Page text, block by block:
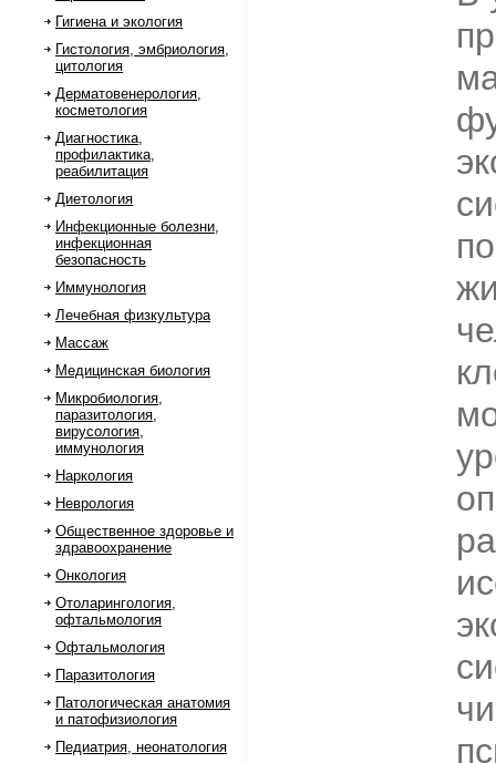
Гигиена и экология
Гистология, эмбриология,
цитология
Дерматовенерология,
косметология
Диагностика,
профилактика,
реабилитация
Диетология
Инфекционные болезни,
инфекционная
безопасность
Иммунология
Лечебная физкультура
Массаж
Медицинская биология
Микробиология,
паразитология,
вирусология,
иммунология
Наркология
Неврология
Общественное здоровье и
здравоохранение
Онкология
Отоларингология,
офтальмология
Офтальмология
Паразитология
Патологическая анатомия
и патофизиология
Педиатрия, неонатология